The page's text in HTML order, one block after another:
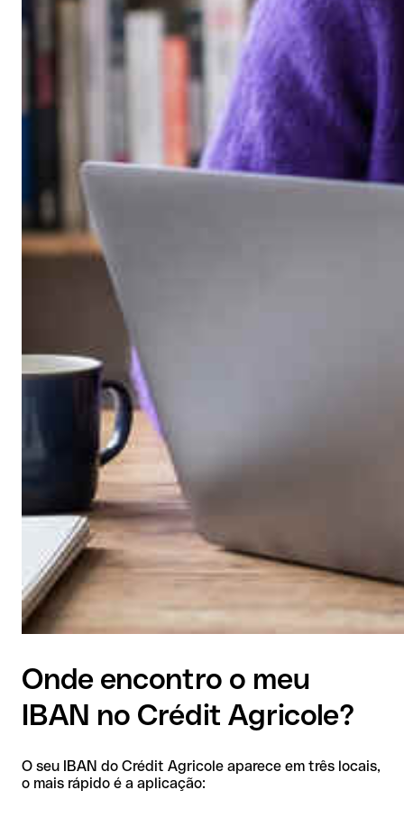
Onde encontro o meu
IBAN no Crédit Agricole?
O seu IBAN do Crédit Agricole aparece em três locais,
o mais rápido é a aplicação: